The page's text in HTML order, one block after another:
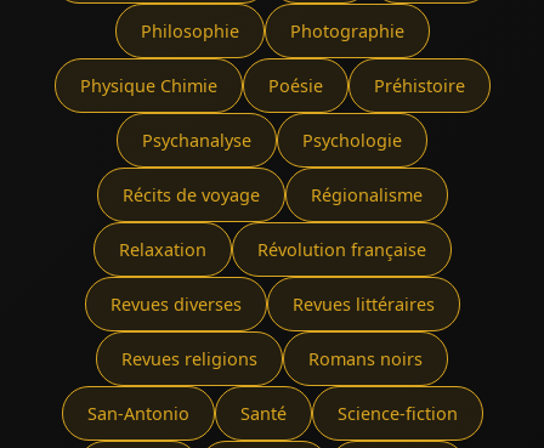
Philosophie Photographie
Physique Chimie Poésie Préhistoire
Psychanalyse Psychologie
Récits de voyage Régionalisme
Relaxation Révolution française
Revues diverses Revues littéraires
Revues religions Romans noirs
San-Antonio Santé Science-fiction